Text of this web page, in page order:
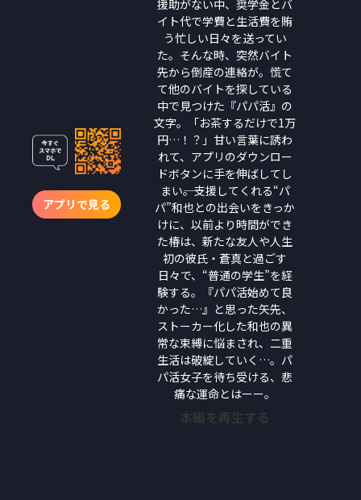
アプリで見る
援助がない中、奨学金とバ
イト代で学費と生活費を賄
う忙しい日々を送ってい
た。そんな時、突然バイト
先から倒産の連絡が。慌て
て他のバイトを探している
中で見つけた『パパ活』の
文字。「お茶するだけで1万
円…！？」甘い言葉に誘わ
れて、アプリのダウンロー
ドボタンに手を伸ばしてし
まい――。支援してくれる“パ
パ”和也との出会いをきっか
けに、以前より時間ができ
た椿は、新たな友人や人生
初の彼氏・蒼真と過ごす
日々で、“普通の学生”を経
験する。『パパ活始めて良
かった…』と思った矢先、
ストーカー化した和也の異
常な束縛に悩まされ、二重
生活は破綻していく…。パ
パ活女子を待ち受ける、悲
痛な運命とはーー。
本編を再生する